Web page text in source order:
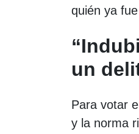
quién ya
un
Para votar
y la norma